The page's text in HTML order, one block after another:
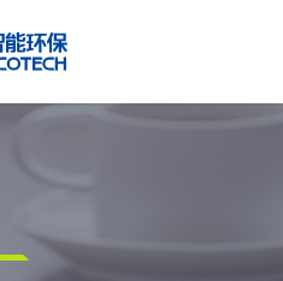
环锤式粉碎机
陈腐垃圾 废